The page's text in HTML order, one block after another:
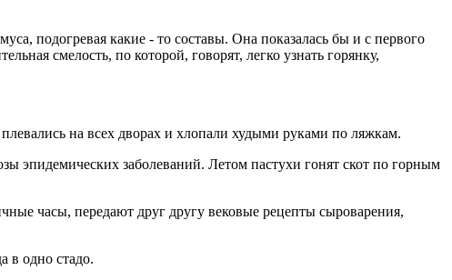
подогревая какие - то составы. Она показалась бы и с первого
смелость, по которой, говорят, легко узнать горянку,
на всех дворах и хлопали худыми руками по ляжкам.
эпидемических заболеваний. Летом пастухи гонят скот по горным
часы, передают друг другу вековые рецепты сыроварения,
в одно стадо.